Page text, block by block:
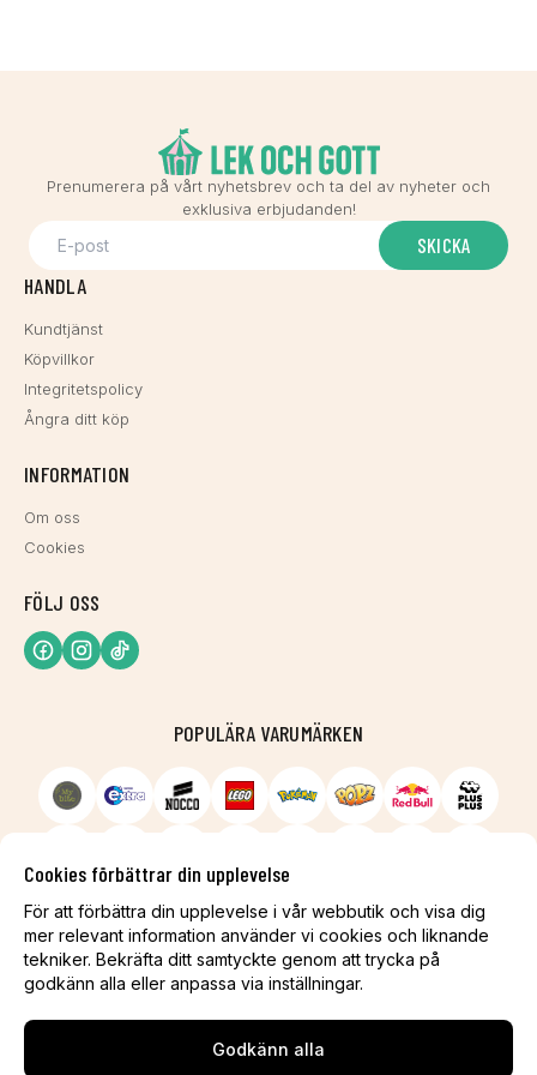
Cookies förbättrar din upplevelse
För att förbättra din upplevelse i vår webbutik och visa dig
mer relevant information använder vi cookies och liknande
tekniker. Bekräfta ditt samtyckte genom att trycka på
godkänn alla eller anpassa via inställningar.
Godkänn alla
Prenumerera på vårt nyhetsbrev och ta del av nyheter och
exklusiva erbjudanden!
SKICKA
HANDLA
Kundtjänst
Köpvillkor
Integritetspolicy
Ångra ditt köp
INFORMATION
Om oss
Cookies
FÖLJ OSS
POPULÄRA VARUMÄRKEN